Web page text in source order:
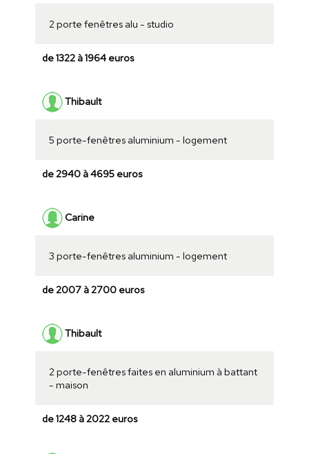
2 porte fenêtres alu - studio
de 1322 à 1964 euros
Thibault
5 porte-fenêtres aluminium - logement
de 2940 à 4695 euros
Carine
3 porte-fenêtres aluminium - logement
de 2007 à 2700 euros
Thibault
2 porte-fenêtres faites en aluminium à battant
- maison
de 1248 à 2022 euros